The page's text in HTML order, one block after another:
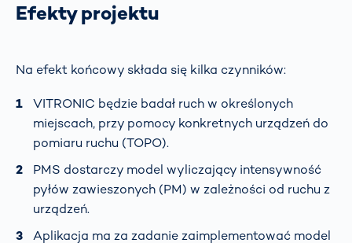
Efekty projektu
Na efekt końcowy składa się kilka czynników:
VITRONIC będzie badał ruch w określonych
miejscach, przy pomocy konkretnych urządzeń do
pomiaru ruchu (TOPO).
PMS dostarczy model wyliczający intensywność
pyłów zawieszonych (PM) w zależności od ruchu z
urządzeń.
Aplikacja ma za zadanie zaimplementować model